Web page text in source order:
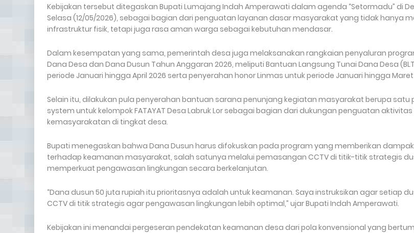
Kebijakan tersebut ditegaskan Bupati Lumajang Indah Amperawati dalam agenda “Setormadu” di
Selasa (12/05/2026), sebagai bagian dari penguatan layanan dasar masyarakat yang tidak hanya
infrastruktur fisik, tetapi juga rasa aman warga sebagai kebutuhan mendasar.
Dalam kesempatan yang sama, pemerintah desa juga melaksanakan rangkaian penyaluran
Dana Desa dan Dana Dusun Tahun Anggaran 2026, meliputi Bantuan Langsung Tunai Dana Desa
periode Januari hingga April 2026 serta penyerahan honor Linmas untuk periode Januari hingga Maret
Selain itu, dilakukan pula penyerahan bantuan sarana penunjang kegiatan masyarakat berupa satu
system untuk kelompok FATAYAT Desa Labruk Lor sebagai bagian dari dukungan penguatan
kemasyarakatan di tingkat desa.
Bupati menegaskan bahwa Dana Dusun harus difokuskan pada program yang memberikan
terhadap keamanan masyarakat, salah satunya melalui pemasangan CCTV di titik-titik strategis
memperkuat pengawasan lingkungan secara berkelanjutan.
“Dana dusun 50 juta rupiah itu prioritasnya adalah untuk keamanan. Saya instruksikan agar setiap
CCTV di titik strategis agar pengawasan lingkungan lebih optimal,” ujar Bupati Indah Amperawati.
Kebijakan ini menandai pergeseran pendekatan keamanan desa dari pola konvensional yang